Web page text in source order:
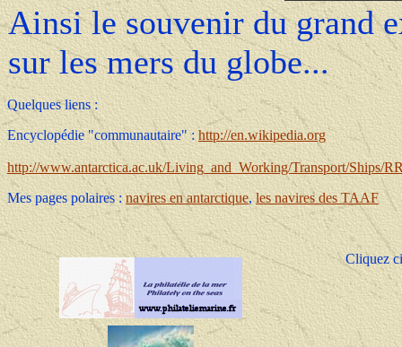
Ainsi le souvenir du grand
sur les mers du globe...
Quelques liens :
Encyclopédie "communautaire" : http://en.wikipedia.org
http://www.antarctica.ac.uk/Living_and_Working/Transport/Ships/
Mes pages polaires : navires en antarctique,les navires des TAAF
Cliquez